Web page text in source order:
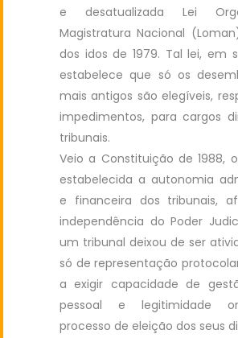
e desatualizada Lei
Magistratura Nacional
dos idos de 1979. Tal lei, em
estabelece que só os
mais antigos são elegíveis,
impedimentos, para cargos
tribunais.
Veio a Constituição de 1988,
estabelecida a autonomia
e financeira dos tribunais,
independência do Poder
um tribunal deixou de ser
só de representação
a exigir capacidade de
pessoal e legitimidade
processo de eleição dos seus